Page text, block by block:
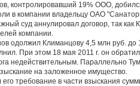
контролировавший 19% ООО,
в компании владельцу ОАО
суд аннулировал договор, так как
компании.
одолжил Климанцову 4,5 млн руб. до
При этом 18 мая 2011 г. он
недействительным. Параллельно
на заложенное имущество.
требование в части взыскания